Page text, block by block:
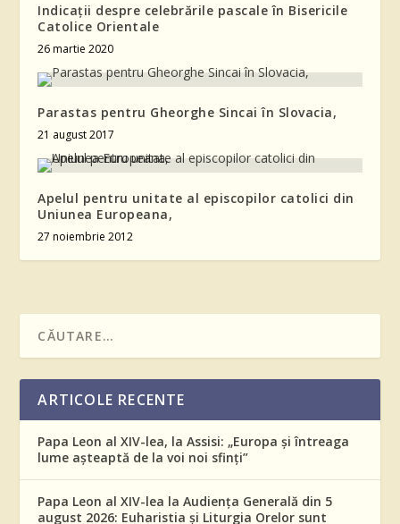
Indicații despre celebrările pascale în Bisericile
Catolice Orientale
26 martie 2020
Parastas pentru Gheorghe Sincai în Slovacia,
21 august 2017
Apelul pentru unitate al episcopilor catolici din
Uniunea Europeana,
27 noiembrie 2012
ARTICOLE RECENTE
Papa Leon al XIV-lea, la Assisi: „Europa și întreaga
lume așteaptă de la voi noi sfinți”
Papa Leon al XIV-lea la Audiența Generală din 5
august 2026: Euharistia și Liturgia Orelor sunt